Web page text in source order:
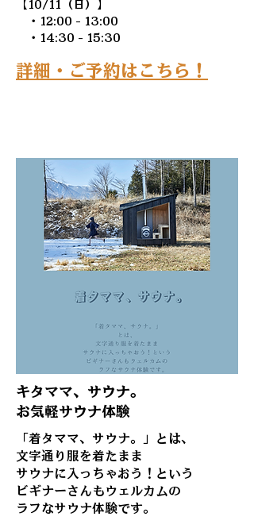
【10/11（日）】
・12:00 - 13:00
・14:30 - 15:30
​詳細・ご予約はこちら！
キタママ、サウナ。
​お気軽サウナ体験
「着タママ、サウナ。」とは、
文字通り服を着たまま
サウナに入っちゃおう！という
ビギナーさんもウェルカムの
ラフなサウナ体験です。